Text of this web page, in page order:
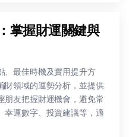
掌握財運關鍵與
、最佳時機及實用提升方
財領域的運勢分析，並提供
朋友把握財運機會，避免常
幸運數字、投資建議等，適